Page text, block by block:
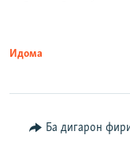
Идома
Ба дигарон